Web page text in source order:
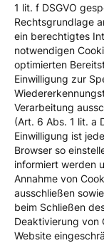
1 lit. f DSGVO
Rechtsgrundlage
ein berechtigtes
notwendigen
optimierten
Einwilligung zur
Verarbeitung
(Art. 6 Abs. 1 lit. a
Einwilligung ist
Browser so
informiert werden
Annahme von
ausschließen
beim Schließen
Deaktivierung von
Website